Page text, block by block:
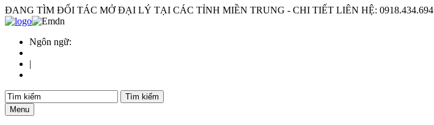
ĐANG TÌM ĐỐI TÁC MỞ ĐẠI LÝ TẠI CÁC TỈNH MIỀN TRUNG - CHI TIẾT LIÊN HỆ: 0918.434.694
Ngôn ngữ:
|
Menu